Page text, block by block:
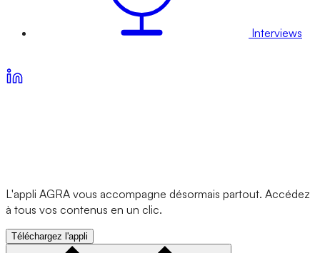
Interviews
L'appli AGRA vous accompagne désormais partout. Accédez
à tous vos contenus en un clic.
Téléchargez l'appli